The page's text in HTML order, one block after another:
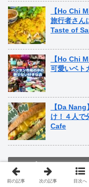
【Ho Chi
旅行者さん
Taste of
【Ho Chi
可愛いベト
【Da
け！４人で
Cafe
カテゴリー
前の記事 次の記事 目次へ